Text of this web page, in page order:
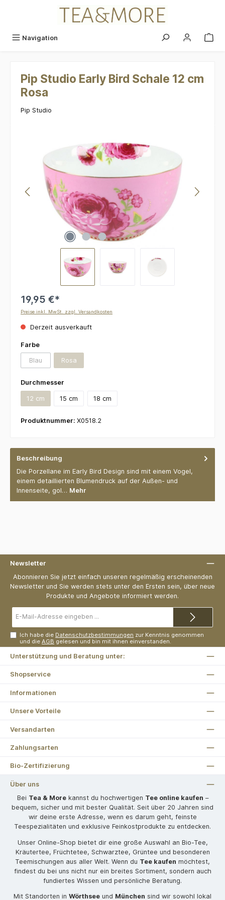
Navigation
Pip Studio Early Bird Schale 12 cm
Rosa
Pip Studio
19,95 €*
Preise inkl. MwSt. zzgl. Versandkosten
Derzeit ausverkauft
Farbeauswählen
Blau(Diese Option ist zurzeit nicht verfügbar.)
Rosa(Diese Option ist zurzeit nicht verfügbar.)
Durchmesser
12 cm(Diese Option ist zurzeit nicht verfügbar.)
15 cm 18 cm
Produktnummer: X0518.2
Beschreibung
Die Porzellane im Early Bird Design sind mit einem Vogel,
einem detaillierten Blumendruck auf der Außen- und
Innenseite, gol… Mehr
Newsletter
Abonnieren Sie jetzt einfach unseren regelmäßig erscheinenden
Newsletter und Sie werden stets unter den Ersten sein, über neue
Produkte und Angebote informiert werden.
Mail-
Ich habe die Datenschutzbestimmungen zur Kenntnis genommen
und dieAGB gelesen und bin mit ihnen einverstanden.
Unterstützung und Beratung unter:
Shopservice
Informationen
Unsere Vorteile
Versandarten
Zahlungsarten
Bio-Zertifizierung
Über uns
Bei Tea & Morekannst du hochwertigen Tee online kaufen –
bequem, sicher und mit bester Qualität. Seit über 20 Jahren sind
wir deine erste Adresse, wenn es darum geht, feinste
Teespezialitäten und exklusive Feinkostprodukte zu entdecken.
Unser Online-Shop bietet dir eine große Auswahl an Bio-Tee,
Kräutertee, Früchtetee, Schwarztee, Grüntee und besonderen
Teemischungen aus aller Welt. Wenn du Tee kaufen möchtest,
findest du bei uns nicht nur ein breites Sortiment, sondern auch
fundiertes Wissen und persönliche Beratung.
Mit Standorten in Wörthsee und München sind wir sowohl lokal